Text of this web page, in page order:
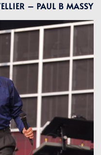
– PAUL B MASSY